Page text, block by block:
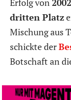
Erfolg von2002
dritten Platz
Mischung aus
schickte der
Botschaft an